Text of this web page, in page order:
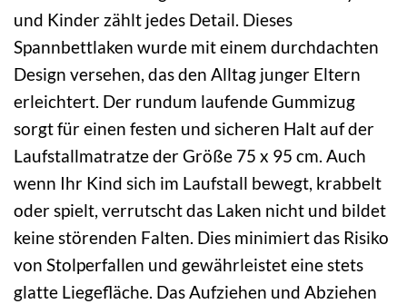
und Kinder zählt jedes Detail. Dieses
Spannbettlaken wurde mit einem durchdachten
Design versehen, das den Alltag junger Eltern
erleichtert. Der rundum laufende Gummizug
sorgt für einen festen und sicheren Halt auf der
Laufstallmatratze der Größe 75 x 95 cm. Auch
wenn Ihr Kind sich im Laufstall bewegt, krabbelt
oder spielt, verrutscht das Laken nicht und bildet
keine störenden Falten. Dies minimiert das Risiko
von Stolperfallen und gewährleistet eine stets
glatte Liegefläche. Das Aufziehen und Abziehen